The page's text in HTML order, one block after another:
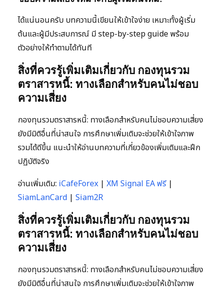
ได้แน่นอนครับ บทความนี้เขียนให้เข้าใจง่าย เหมาะทั้งผู้เริ่ม
ต้นและผู้มีประสบการณ์ มี step-by-step guide พร้อม
ตัวอย่างให้ทำตามได้ทันที
สิ่งที่ควรรู้เพิ่มเติมเกี่ยวกับ กองทุนรวม
ตราสารหนี้: ทางเลือกสำหรับคนไม่ชอบ
ความเสี่ยง
กองทุนรวมตราสารหนี้: ทางเลือกสำหรับคนไม่ชอบความเสี่ยง
ยังมีมิติอื่นที่น่าสนใจ การศึกษาเพิ่มเติมจะช่วยให้เข้าใจภาพ
รวมได้ดีขึ้น แนะนำให้อ่านบทความที่เกี่ยวข้องเพิ่มเติมและฝึก
ปฏิบัติจริง
อ่านเพิ่มเติม: iCafeForex | XM Signal EA ฟรี|
SiamLanCard | Siam2R
สิ่งที่ควรรู้เพิ่มเติมเกี่ยวกับ กองทุนรวม
ตราสารหนี้: ทางเลือกสำหรับคนไม่ชอบ
ความเสี่ยง
กองทุนรวมตราสารหนี้: ทางเลือกสำหรับคนไม่ชอบความเสี่ยง
ยังมีมิติอื่นที่น่าสนใจ การศึกษาเพิ่มเติมจะช่วยให้เข้าใจภาพ